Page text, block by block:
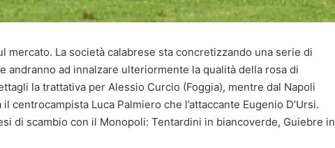
mercato. La società calabrese sta concretizzando una serie di
andranno ad innalzare ulteriormente la qualità della rosa di
la trattativa per Alessio Curcio (Foggia), mentre dal Napoli
centrocampista Luca Palmiero che l’attaccante Eugenio D’Ursi.
di scambio con il Monopoli: Tentardini in biancoverde, Guiebre in